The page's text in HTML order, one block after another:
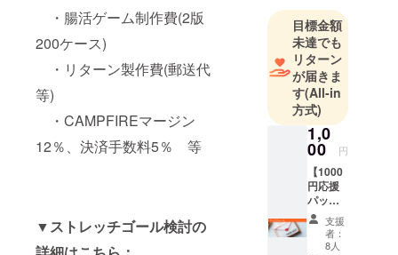
・腸活ゲーム制作費(2版
200ケース)
・リターン製作費(郵送代
等)
・CAMPFIREマージン
12％、決済手数料5％ 等
▼ストレッチゴール検討の
功しまし
た！現在も
自分のカラ
ダで人体実
験中！
「自分の周
りの人の腸
内環境を
アップデー
トする」こ
とを目標
に、腸活の
目標金額
未達でも
リターン
が届きま
す(All-in
方式)
1,0
00 円
【1000
円応援
パッ
ク】 ご
支援い
ただい
支援
者：
8人